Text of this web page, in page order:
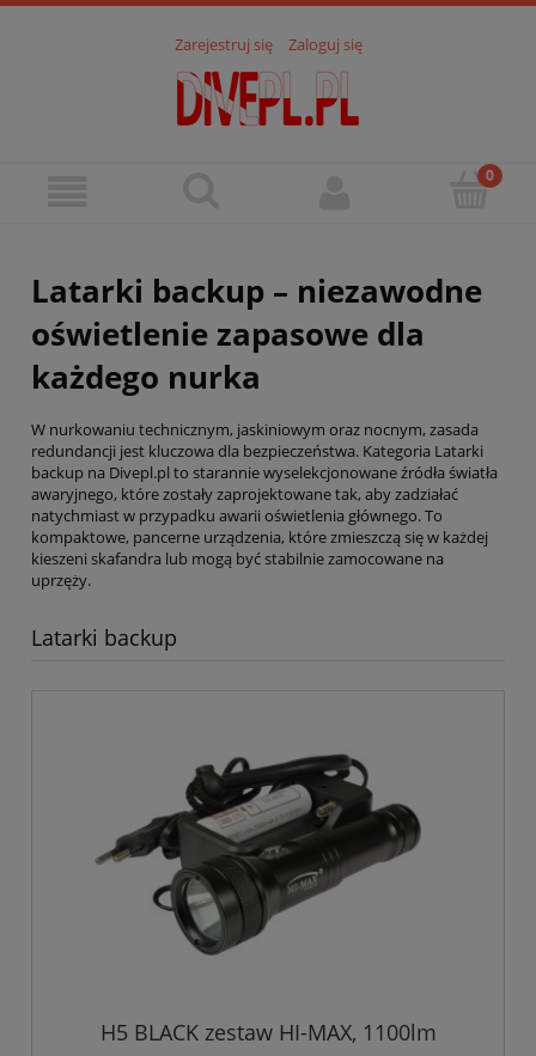
Zarejestruj się Zaloguj się
Latarki backup – niezawodne
oświetlenie zapasowe dla
każdego nurka
W nurkowaniu technicznym, jaskiniowym oraz nocnym, zasada
redundancji jest kluczowa dla bezpieczeństwa. Kategoria Latarki
backup na Divepl.pl to starannie wyselekcjonowane źródła światła
awaryjnego, które zostały zaprojektowane tak, aby zadziałać
natychmiast w przypadku awarii oświetlenia głównego. To
kompaktowe, pancerne urządzenia, które zmieszczą się w każdej
kieszeni skafandra lub mogą być stabilnie zamocowane na
uprzęży.
Latarki backup
H5 BLACK zestaw HI-MAX, 1100lm